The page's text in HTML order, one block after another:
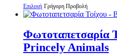
σελίδα
του
€387.00
Επιλογή Αυτό
το
πολλαπλές
παραλλαγές.
Γρήγορη Προβολή
Φωτοταπετσαρία
Princely Animals